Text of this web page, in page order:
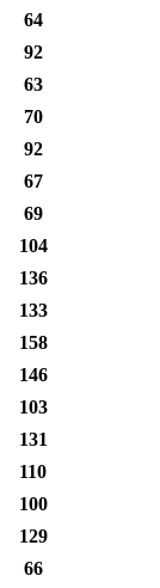
64
92
63
70
92
67
69
104
136
133
158
146
103
131
110
100
129
66